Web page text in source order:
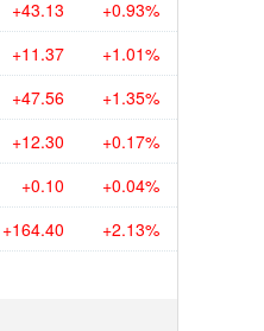
+43.13 +0.93%
+11.37 +1.01%
+47.56 +1.35%
+12.30 +0.17%
+0.10 +0.04%
+164.40 +2.13%